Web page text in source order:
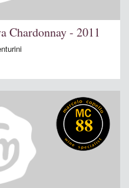
Chardonnay - 2011
88